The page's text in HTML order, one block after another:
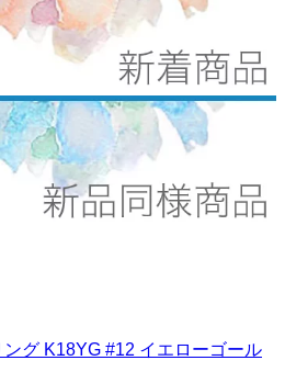
グ K18YG #12 イエローゴール